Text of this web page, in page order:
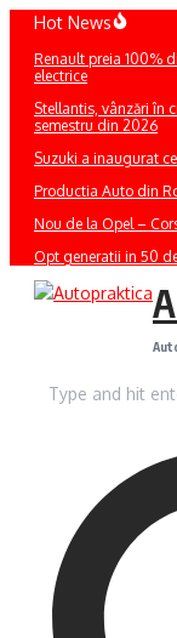
Sari
conținut
Hot News
Renault preia 100%
electrice
Stellantis, vânzări în
semestru din 2026
Suzuki a inaugurat
Productia Auto din
Nou de la Opel –
Opt generatii in 50
după: